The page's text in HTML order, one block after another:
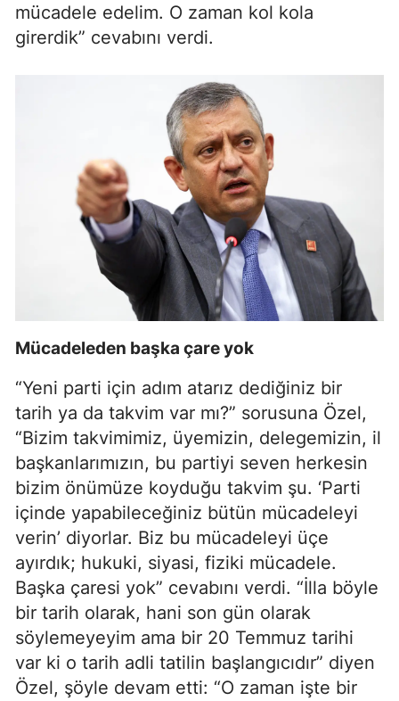
mücadele edelim. O zaman kol kola
girerdik” cevabını verdi.
Mücadeleden başka çare yok
“Yeni parti için adım atarız dediğiniz bir
tarih ya da takvim var mı?” sorusuna Özel,
“Bizim takvimimiz, üyemizin, delegemizin, il
başkanlarımızın, bu partiyi seven herkesin
bizim önümüze koyduğu takvim şu. ‘Parti
içinde yapabileceğiniz bütün mücadeleyi
verin’ diyorlar. Biz bu mücadeleyi üçe
ayırdık; hukuki, siyasi, fiziki mücadele.
Başka çaresi yok” cevabını verdi. “İlla böyle
bir tarih olarak, hani son gün olarak
söylemeyeyim ama bir 20 Temmuz tarihi
var ki o tarih adli tatilin başlangıcıdır” diyen
Özel, şöyle devam etti: “O zaman işte bir